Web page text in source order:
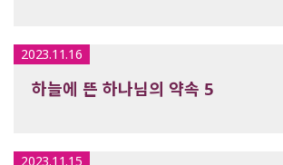
2023.11.16
하늘에 뜬 하나님의 약속 5
2023.11.15